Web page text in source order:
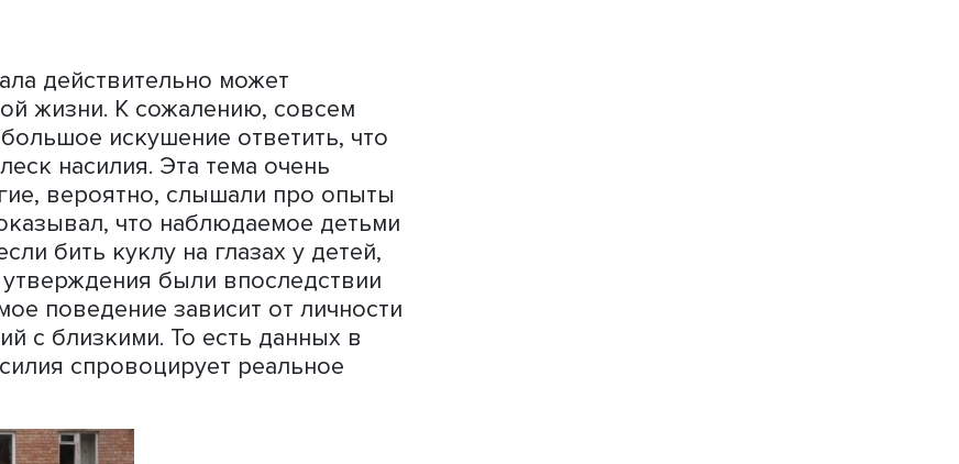
и есть победитель. И смотрите, как
действие, удар, и всё — враг
ЕГЭ, где годами по крохам надо
Тут чистая победа нокаутом, а не по
происходят те подростки, которые
ли различия по социально-
капиталу, по
таких данных пока. Рискну
символы силы привлекают тех, что
далеко до лидерства, а тут прямо